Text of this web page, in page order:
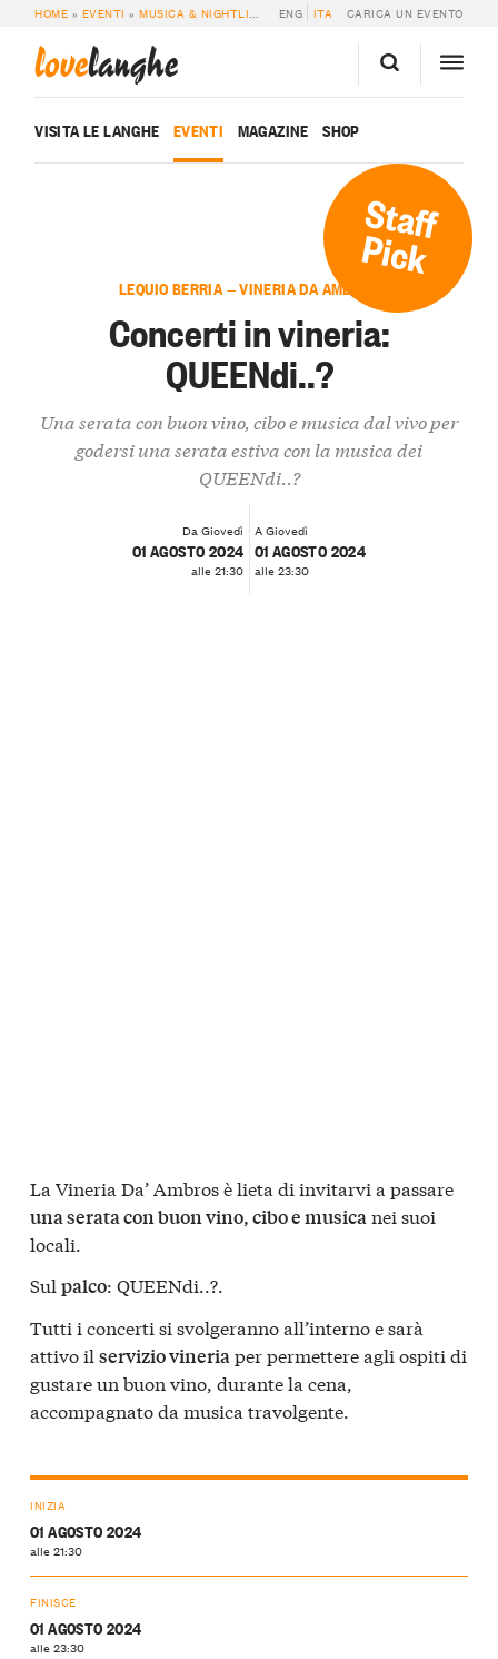
HOME » EVENTI »MUSICA & NIGHTLIFE CONCERTI IN VINERIA: QUEENDI..?
ENG ITA CARICA UN EVENTO
lovelanghe
VISITA LE LANGHE EVENTI MAGAZINE SHOP
Staff
Pick
LEQUIO BERRIA — VINERIA DA AMBROS
Concerti in vineria:
QUEENdi..?
Una serata con buon vino, cibo e musica dal vivo per
godersi una serata estiva con la musica dei
QUEENdi..?
Da Giovedì
01 AGOSTO 2024
alle 21:30
A Giovedì
01 AGOSTO 2024
alle 23:30
La Vineria Da’ Ambros è lieta di invitarvi a passare
una serata con buon vino, cibo e musicanei suoi
locali.
Sul palco: QUEENdi..?.
Tutti i concerti si svolgeranno all’interno e sarà
attivo il servizio vineriaper permettere agli ospiti di
gustare un buon vino, durante la cena,
accompagnato da musica travolgente.
INIZIA
01 AGOSTO 2024
alle 21:30
FINISCE
01 AGOSTO 2024
alle 23:30